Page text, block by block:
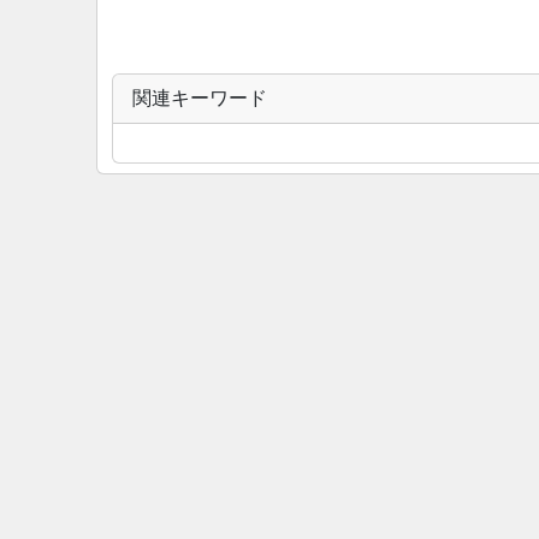
関連キーワード